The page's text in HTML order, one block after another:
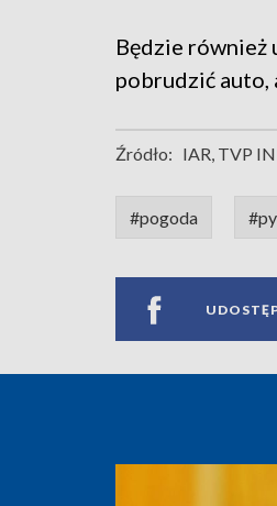
Będzie również
pobrudzić auto,
Źródło: IAR, TVP
#pogoda